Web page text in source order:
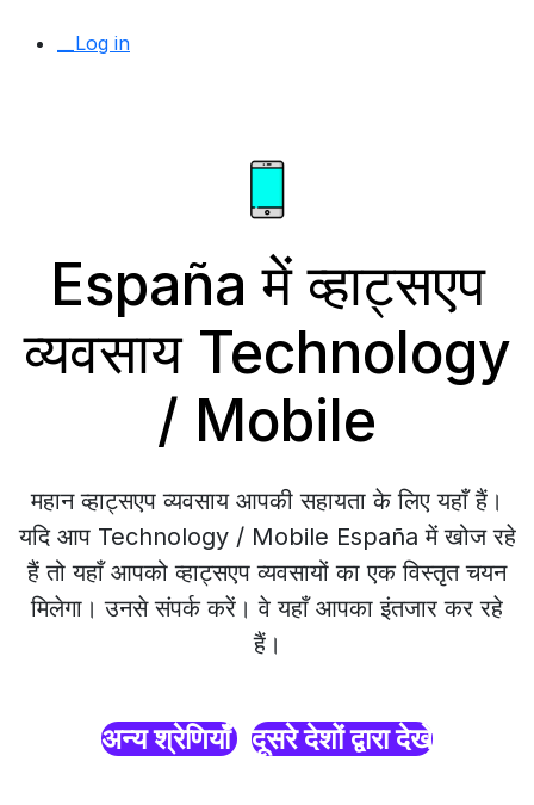
__Log in
España में व्हाट्सएप
व्यवसाय Technology
/ Mobile
महान व्हाट्सएप व्यवसाय आपकी सहायता के लिए यहाँ हैं।
यदि आप Technology / Mobile España में खोज रहे
हैं तो यहाँ आपको व्हाट्सएप व्यवसायों का एक विस्तृत चयन
मिलेगा। उनसे संपर्क करें। वे यहाँ आपका इंतजार कर रहे
हैं।
अन्य श्रेणियाँ दूसरे देशों द्वारा देखें